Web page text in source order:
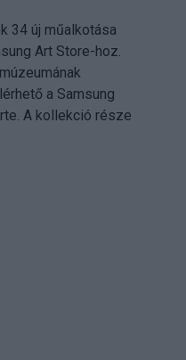
34 új műalkotása
Art Store-hoz.
a Samsung
A kollekció része